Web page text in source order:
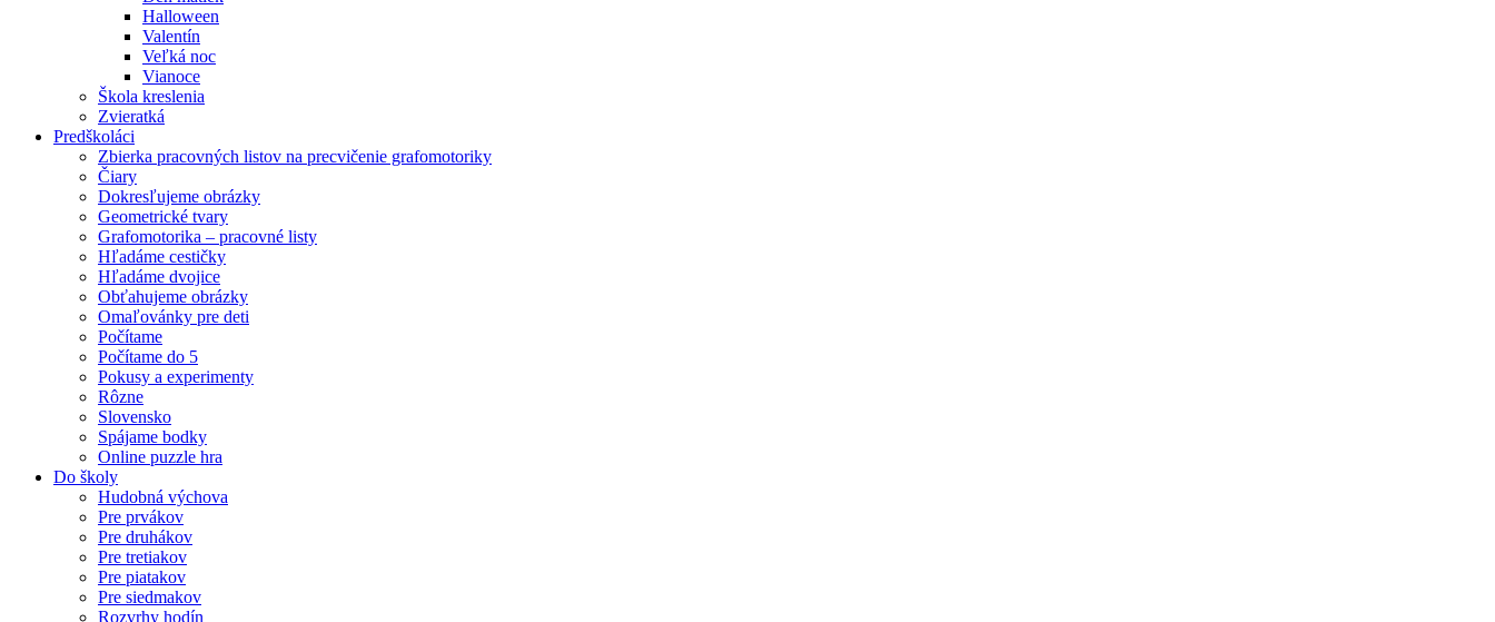
Halloween
Valentín
Veľká noc
Vianoce
Škola kreslenia
Zvieratká
Predškoláci
Zbierka pracovných listov na precvičenie grafomotoriky
Čiary
Dokresľujeme obrázky
Geometrické tvary
Grafomotorika – pracovné listy
Hľadáme cestičky
Hľadáme dvojice
Obťahujeme obrázky
Omaľovánky pre deti
Počítame
Počítame do 5
Pokusy a experimenty
Rôzne
Slovensko
Spájame bodky
Online puzzle hra
Do školy
Hudobná výchova
Pre prvákov
Pre druhákov
Pre tretiakov
Pre piatakov
Pre siedmakov
Rozvrhy hodín